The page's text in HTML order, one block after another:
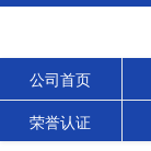
公司首页
荣誉认证